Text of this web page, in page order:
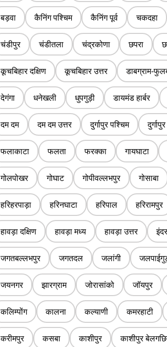
बड़वा कैनिंग पश्चिम कैनिंग पूर्व चकदहा
चंडीपुर चंडीतला चंद्रकोणा छपरा
कूचबिहार दक्षिण कूचबिहार उत्तर डाबग्राम-
देगंगा धनेखली धुपगुड़ी डायमंड हार्बर
दम दम दम दम उत्तर दुर्गापुर पश्चिम
फलाकाटा फलता फरक्का गायघाटा
गोलपोखर गोघाट गोपीवल्लभपुर गोसाबा
हरिहरपाड़ा हरिनघाटा हरिपाल हरिरामपुर
हावड़ा दक्षिण हावड़ा मध्य हावड़ा उत्तर
जगतबल्लभपुर जगतदल जलांगी
जयनगर झारग्राम जोरासांको जॉयपुर
कलिम्पोंग कालना कल्याणी कमरहाटी
करीमपुर कसबा काशीपुर काशीपुर